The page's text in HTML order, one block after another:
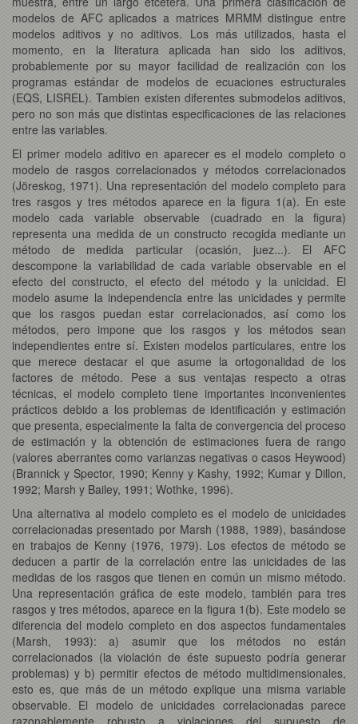
modelos de AFC aplicados a matrices MRMM distingue entre
modelos aditivos y no aditivos. Los más utilizados, hasta el
momento, en la literatura aplicada han sido los aditivos,
probablemente por su mayor facilidad de realización con los
programas estándar de modelos de ecuaciones estructurales
(EQS, LISREL). Tambien existen diferentes submodelos aditivos,
pero no son más que distintas especificaciones de las relaciones
entre las variables.
El primer modelo aditivo en aparecer es el modelo completo o
modelo de rasgos correlacionados y métodos correlacionados
(Jöreskog, 1971). Una representación del modelo completo para
tres rasgos y tres métodos aparece en la figura 1(a). En este
modelo cada variable observable (cuadrado en la figura)
representa una medida de un constructo recogida mediante un
método de medida particular (ocasión, juez...). El AFC
descompone la variabilidad de cada variable observable en el
efecto del constructo, el efecto del método y la unicidad. El
modelo asume la independencia entre las unicidades y permite
que los rasgos puedan estar correlacionados, así como los
métodos, pero impone que los rasgos y los métodos sean
independientes entre sí. Existen modelos particulares, entre los
que merece destacar el que asume la ortogonalidad de los
factores de método. Pese a sus ventajas respecto a otras
técnicas, el modelo completo tiene importantes inconvenientes
prácticos debido a los problemas de identificación y estimación
que presenta, especialmente la falta de convergencia del proceso
de estimación y la obtención de estimaciones fuera de rango
(valores aberrantes como varianzas negativas o casos Heywood)
(Brannick y Spector, 1990; Kenny y Kashy, 1992; Kumar y Dillon,
1992; Marsh y Bailey, 1991; Wothke, 1996).
Una alternativa al modelo completo es el modelo de unicidades
correlacionadas presentado por Marsh (1988, 1989), basándose
en trabajos de Kenny (1976, 1979). Los efectos de método se
deducen a partir de la correlación entre las unicidades de las
medidas de los rasgos que tienen en común un mismo método.
Una representación gráfica de este modelo, también para tres
rasgos y tres métodos, aparece en la figura 1(b). Este modelo se
diferencia del modelo completo en dos aspectos fundamentales
(Marsh, 1993): a) asumir que los métodos no están
correlacionados (la violación de éste supuesto podría generar
problemas) y b) permitir efectos de método multidimensionales,
esto es, que más de un método explique una misma variable
observable. El modelo de unicidades correlacionadas parece
razonablemente robusto a violaciones del supuesto de